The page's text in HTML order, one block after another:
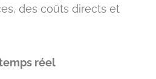
des coûts directs et
réel